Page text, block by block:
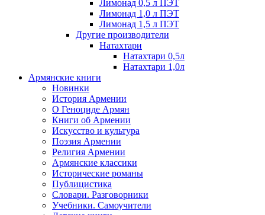
Лимонад 0,5 л ПЭТ
Лимонад 1,0 л ПЭТ
Лимонад 1,5 л ПЭТ
Другие производители
Натахтари
Натахтари 0,5л
Натахтари 1,0л
Армянские книги
Новинки
История Армении
О Геноциде Армян
Книги об Армении
Иcкусство и культура
Поэзия Армении
Религия Армении
Армянские классики
Исторические романы
Публицистика
Словари. Разговорники
Учебники. Самоучители